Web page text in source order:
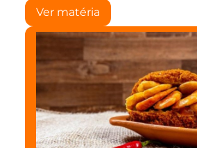
Ver matéria